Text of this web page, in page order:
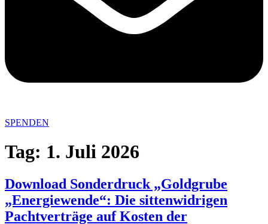
SPENDEN
Tag: 1. Juli 2026
Download Sonderdruck „Goldgrube
„Energiewende“: Die sittenwidrigen
Pachtverträge auf Kosten der